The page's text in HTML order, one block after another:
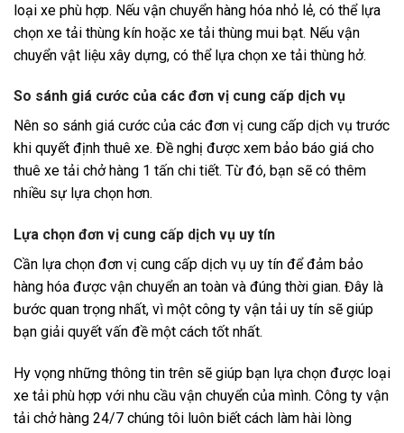
loại xe phù hợp. Nếu vận chuyển hàng hóa nhỏ lẻ, có thể lựa
chọn xe tải thùng kín hoặc xe tải thùng mui bạt. Nếu vận
chuyển vật liệu xây dựng, có thể lựa chọn xe tải thùng hở.
So sánh giá cước của các đơn vị cung cấp dịch vụ
Nên so sánh giá cước của các đơn vị cung cấp dịch vụ trước
khi quyết định thuê xe. Đề nghị được xem bảo báo giá cho
thuê xe tải chở hàng 1 tấn chi tiết. Từ đó, bạn sẽ có thêm
nhiều sự lựa chọn hơn.
Lựa chọn đơn vị cung cấp dịch vụ uy tín
Cần lựa chọn đơn vị cung cấp dịch vụ uy tín để đảm bảo
hàng hóa được vận chuyển an toàn và đúng thời gian. Đây là
bước quan trọng nhất, vì một công ty vận tải uy tín sẽ giúp
bạn giải quyết vấn đề một cách tốt nhất.
Hy vọng những thông tin trên sẽ giúp bạn lựa chọn được loại
xe tải phù hợp với nhu cầu vận chuyển của mình. Công ty vận
tải chở hàng 24/7 chúng tôi luôn biết cách làm hài lòng